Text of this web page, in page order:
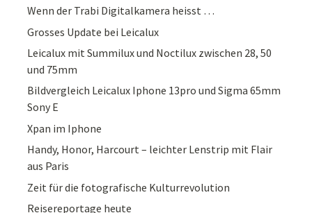
Wenn der Trabi Digitalkamera heisst …
Grosses Update bei Leicalux
Leicalux mit Summilux und Noctilux zwischen 28, 50
und 75mm
Bildvergleich Leicalux Iphone 13pro und Sigma 65mm
Sony E
Xpan im Iphone
Handy, Honor, Harcourt – leichter Lenstrip mit Flair
aus Paris
Zeit für die fotografische Kulturrevolution
Reisereportage heute